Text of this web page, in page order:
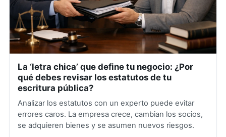
La ‘letra chica’ que define tu negocio: ¿Por
qué debes revisar los estatutos de tu
escritura pública?
Analizar los estatutos con un experto puede evitar
errores caros. La empresa crece, cambian los socios,
se adquieren bienes y se asumen nuevos riesgos.